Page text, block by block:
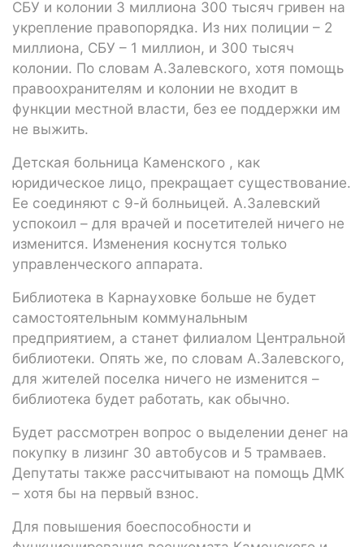
СБУ и колонии 3 миллиона 300 тысяч гривен на
укрепление правопорядка. Из них полиции – 2
миллиона, СБУ – 1 миллион, и 300 тысяч
колонии. По словам А.Залевского, хотя помощь
правоохранителям и колонии не входит в
функции местной власти, без ее поддержки им
не выжить.
Детская больница Каменского , как
юридическое лицо, прекращает существование.
Ее соединяют с 9-й болньицей. А.Залевский
успокоил – для врачей и посетителей ничего не
изменится. Изменения коснутся только
управленческого аппарата.
Библиотека в Карнауховке больше не будет
самостоятельным коммунальным
предприятием, а станет филиалом Центральной
библиотеки. Опять же, по словам А.Залевского,
для жителей поселка ничего не изменится –
библиотека будет работать, как обычно.
Будет рассмотрен вопрос о выделении денег на
покупку в лизинг 30 автобусов и 5 трамваев.
Депутаты также рассчитывают на помощь ДМК
– хотя бы на первый взнос.
Для повышения боеспособности и